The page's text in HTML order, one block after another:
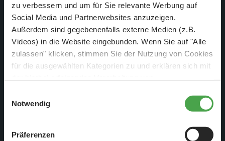
zu verbessern und um für Sie relevante Werbung auf
Social Media und Partnerwebsites anzuzeigen.
Außerdem sind gegebenenfalls externe Medien (z.B.
Videos) in die Website eingebunden. Wenn Sie auf "Alle
zulassen" klicken, stimmen Sie der Nutzung von Cookies
für die ausgewählten Kategorien zu und erklären sich mit
diese Einstellungen jederzeit über die Schaltfläche
zustimmen, beschränken wir uns auf die technisch
notwendigen Cookies. Weitere Informationen finden Sie in
Notwendig
Präferenzen
Am Samstag, 08.05.21 um
20:15 Uhr auf DMAX